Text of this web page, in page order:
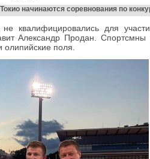
начинаются соревнования по
не квалифицировались для
Александр Продан. Спортсмны
поля.